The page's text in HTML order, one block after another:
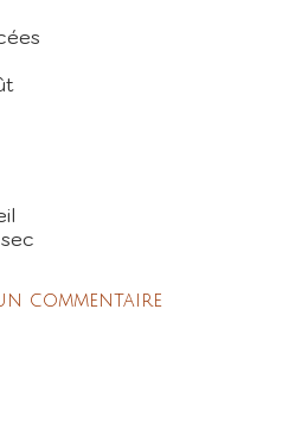
commentaire